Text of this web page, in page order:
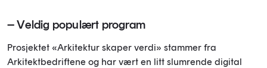
– Veldig populært program
Prosjektet «Arkitektur skaper verdi» stammer fra
Arkitektbedriftene og har vært en litt slumrende digital